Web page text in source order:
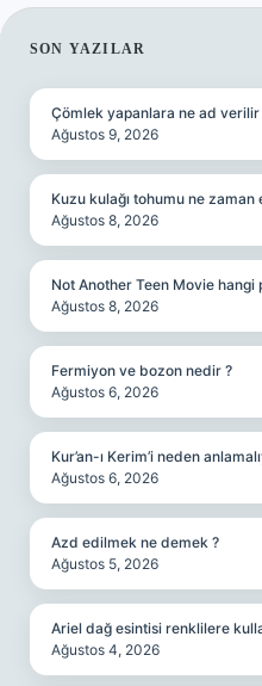
SIDEBAR
SON YAZILAR
Çömlek yapanlara ne ad verilir
Ağustos 9, 2026
Kuzu kulağı tohumu ne
Ağustos 8, 2026
Not Another Teen Movie hangi
Ağustos 8, 2026
Fermiyon ve bozon nedir ?
Ağustos 6, 2026
Kur’an-ı Kerim’i neden
Ağustos 6, 2026
Azd edilmek ne demek ?
Ağustos 5, 2026
Ariel dağ esintisi renklilere
Ağustos 4, 2026